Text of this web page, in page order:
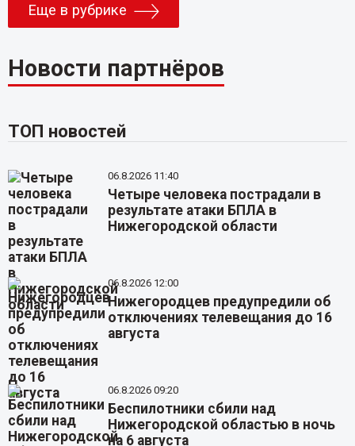
Еще в рубрике
Новости партнёров
ТОП новостей
06.8.2026 11:40
Четыре человека пострадали в
результате атаки БПЛА в
Нижегородской области
06.8.2026 12:00
Нижегородцев предупредили об
отключениях телевещания до 16
августа
06.8.2026 09:20
Беспилотники сбили над
Нижегородской областью в ночь
на 6 августа